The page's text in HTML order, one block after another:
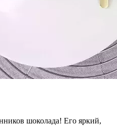
шоколада! Его яркий,